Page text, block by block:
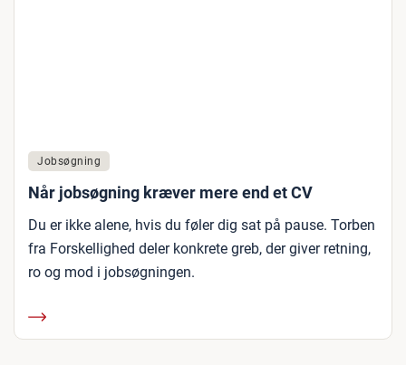
Jobsøgning
Når jobsøgning kræver mere end et CV
Du er ikke alene, hvis du føler dig sat på pause. Torben
fra Forskellighed deler konkrete greb, der giver retning,
ro og mod i jobsøgningen.